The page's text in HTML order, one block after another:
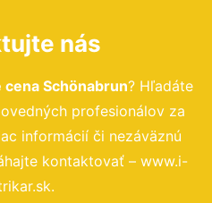
nás
Schönabrun? Hľadáte
profesionálov za
informácií či nezáväznú
kontaktovať – www.i-